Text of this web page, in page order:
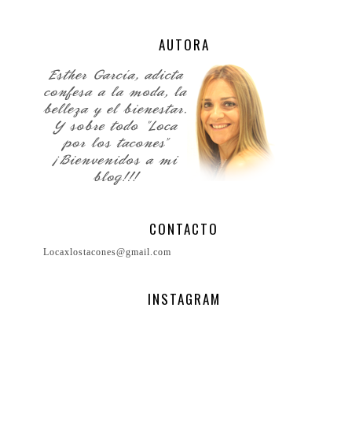
AUTORA
CONTACTO
Locaxlostacones@gmail.com
INSTAGRAM